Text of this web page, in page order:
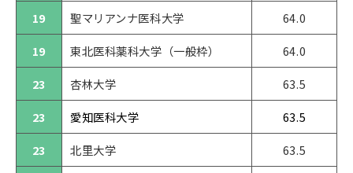
19
聖マリアンナ医科大学
64.0
19
東北医科薬科大学（一般枠）
64.0
23
杏林大学
63.5
23
愛知医科大学
63.5
23
北里大学
63.5